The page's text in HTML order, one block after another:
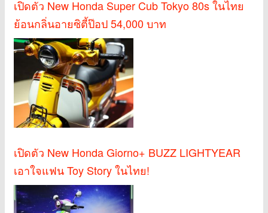
เปิดตัว New Honda Super Cub Tokyo 80s ในไทย
ย้อนกลิ่นอายซิตี้ป๊อป 54,000 บาท
เปิดตัว New Honda Giorno+ BUZZ LIGHTYEAR
เอาใจแฟน Toy Story ในไทย!